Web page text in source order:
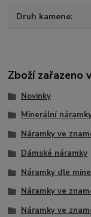
Druh kamene
Zboží zařazeno
Novinky
Minerální
Náramky ve
Dámské náramky
Náramky dle
Náramky ve
Náramky ve